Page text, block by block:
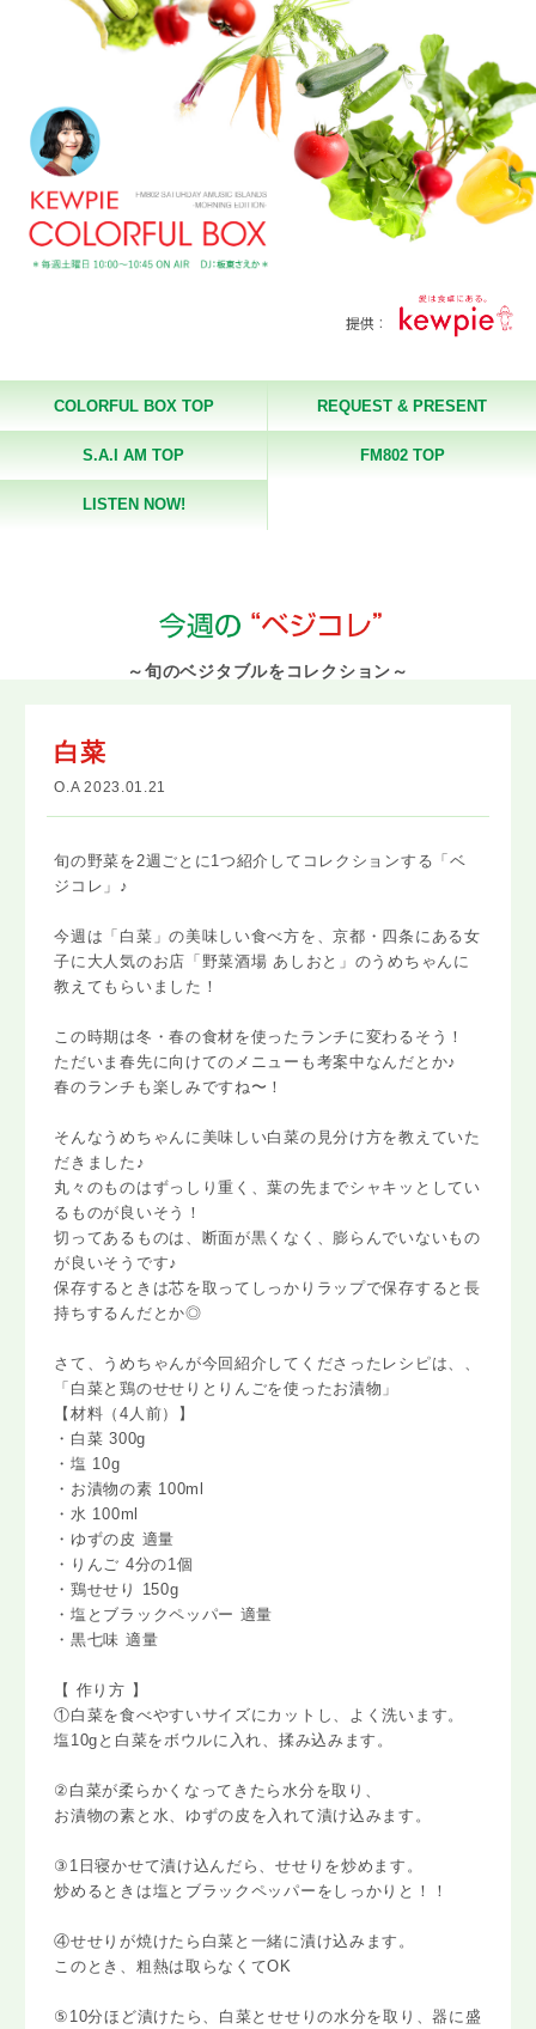
～旬のベジタブルをコレクション～
白菜
O.A 2023.01.21
旬の野菜を2週ごとに1つ紹介してコレクションする「ベ
ジコレ」♪
今週は「白菜」の美味しい食べ方を、京都・四条にある女
子に大人気のお店「野菜酒場 あしおと」のうめちゃんに
教えてもらいました！
この時期は冬・春の食材を使ったランチに変わるそう！
ただいま春先に向けてのメニューも考案中なんだとか♪
春のランチも楽しみですね〜！
そんなうめちゃんに美味しい白菜の見分け方を教えていた
だきました♪
丸々のものはずっしり重く、葉の先までシャキッとしてい
るものが良いそう！
切ってあるものは、断面が黒くなく、膨らんでいないもの
が良いそうです♪
保存するときは芯を取ってしっかりラップで保存すると長
持ちするんだとか◎
さて、うめちゃんが今回紹介してくださったレシピは、、
「白菜と鶏のせせりとりんごを使ったお漬物」
【材料（4人前）】
・白菜 300g
・塩 10g
・お漬物の素 100ml
・水 100ml
・ゆずの皮 適量
・りんご 4分の1個
・鶏せせり 150g
・塩とブラックペッパー 適量
・黒七味 適量
【 作り方 】
①白菜を食べやすいサイズにカットし、よく洗います。
塩10gと白菜をボウルに入れ、揉み込みます。
②白菜が柔らかくなってきたら水分を取り、
お漬物の素と水、ゆずの皮を入れて漬け込みます。
③1日寝かせて漬け込んだら、せせりを炒めます。
炒めるときは塩とブラックペッパーをしっかりと！！
④せせりが焼けたら白菜と一緒に漬け込みます。
このとき、粗熱は取らなくてOK
⑤10分ほど漬けたら、白菜とせせりの水分を取り、器に盛